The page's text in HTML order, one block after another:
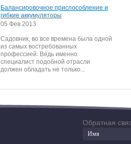
Балансировочное приспособление и
гибкие аккумуляторы
05 Фев 2013
Садовник, во все времена была одной
из самых востребованных
профессией. Ведь именно
специалист подобной отрасли
должен обладать не только...
Обратная